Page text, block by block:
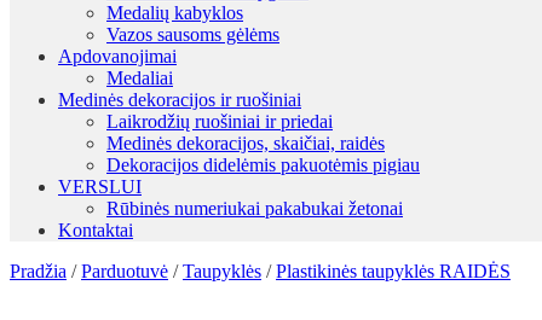
Medalių kabyklos
Vazos sausoms gėlėms
Apdovanojimai
Medaliai
Medinės dekoracijos ir ruošiniai
Laikrodžių ruošiniai ir priedai
Medinės dekoracijos, skaičiai, raidės
Dekoracijos didelėmis pakuotėmis pigiau
VERSLUI
Rūbinės numeriukai pakabukai žetonai
Kontaktai
Pradžia / Parduotuvė / Taupyklės / Plastikinės taupyklės RAIDĖS